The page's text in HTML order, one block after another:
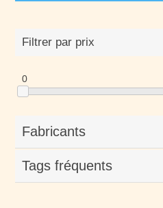
Filtrer par prix
0
Fabricants
Tags fréquents